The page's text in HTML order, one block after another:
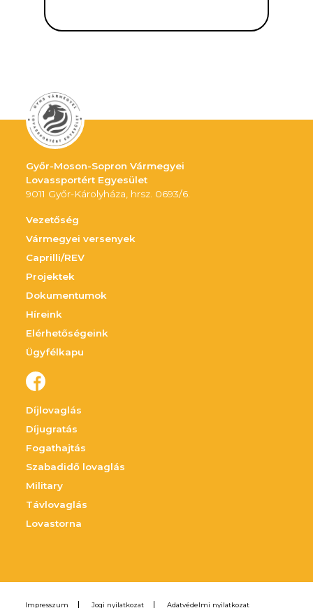
Győr-Moson-Sopron Vármegyei
Lovassportért Egyesület
9011 Győr-Károlyháza, hrsz. 0693/6.
Vezetőség
Vármegyei versenyek
Caprilli/REV
Projektek
Dokumentumok
Híreink
Elérhetőségeink
Ügyfélkapu
Díjlovaglás
Díjugratás
Fogathajtás
Szabadidő lovaglás
Military
Távlovaglás
Lovastorna
Impresszum Jogi nyilatkozat Adatvédelmi nyilatkozat